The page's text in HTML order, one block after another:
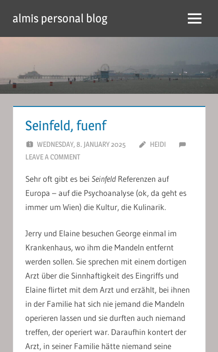
content
almis personal blog Menu
Seinfeld, fuenf
WEDNESDAY, 8. JANUARY 2025
HEIDI
LEAVE A COMMENT
Sehr oft gibt es bei Seinfeld Referenzen auf
Europa – auf die Psychoanalyse (ok, da geht es
immer um Wien) die Kultur, die Kulinarik.
Jerry und Elaine besuchen George einmal im
Krankenhaus, wo ihm die Mandeln entfernt
werden sollen. Sie sprechen mit einem dortigen
Arzt über die Sinnhaftigkeit des Eingriffs und
Elaine flirtet mit dem Arzt und erzählt, bei ihnen
in der Familie hat sich nie jemand die Mandeln
operieren lassen und sie durften auch niemand
treffen, der operiert war. Daraufhin kontert der
Arzt, in seiner Familie hätte niemand seine